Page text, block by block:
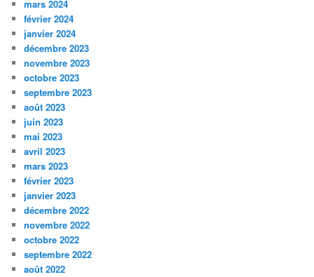
mars 2024
février 2024
janvier 2024
décembre 2023
novembre 2023
octobre 2023
septembre 2023
août 2023
juin 2023
mai 2023
avril 2023
mars 2023
février 2023
janvier 2023
décembre 2022
novembre 2022
octobre 2022
septembre 2022
août 2022